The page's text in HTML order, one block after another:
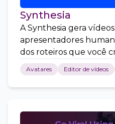
Synthesia
A Synthesia gera
apresentadores
dos roteiros que você
Avatares Editor de vídeos